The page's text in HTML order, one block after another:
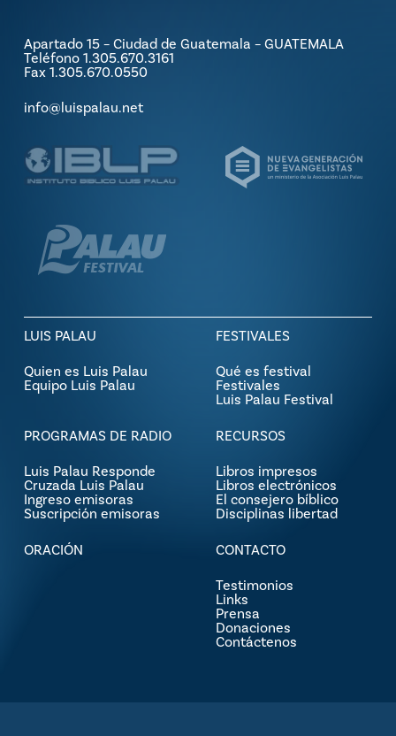
Apartado 15 – Ciudad de Guatemala – GUATEMALA
Teléfono 1.305.670.3161
Fax 1.305.670.0550
info@luispalau.net
LUIS PALAU
Quien es Luis Palau
Equipo Luis Palau
FESTIVALES
Qué es festival
Festivales
Luis Palau Festival
PROGRAMAS DE RADIO
Luis Palau Responde
Cruzada Luis Palau
Ingreso emisoras
Suscripción emisoras
RECURSOS
Libros impresos
Libros electrónicos
El consejero bíblico
Disciplinas libertad
ORACIÓN CONTACTO
Testimonios
Links
Prensa
Donaciones
Contáctenos